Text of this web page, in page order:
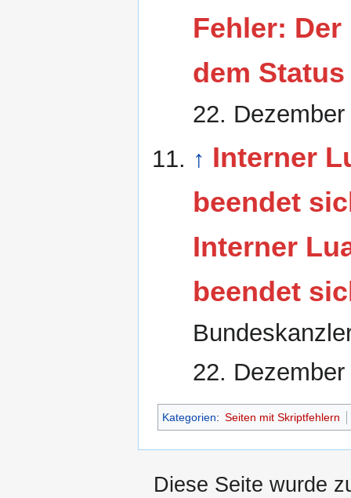
Fehler:
dem Status
22. Dezember
↑ Interner
beendet
Interner
beendet
22. Dezember
Kategorien: Seiten mit Skriptfehlern
Diese Seite wurde